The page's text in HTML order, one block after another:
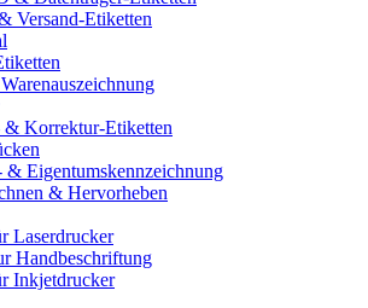
Versand-Etiketten
& Korrektur-Etiketten
& Eigentumskennzeichnung
& Hervorheben
Laserdrucker
Handbeschriftung
Inkjetdrucker